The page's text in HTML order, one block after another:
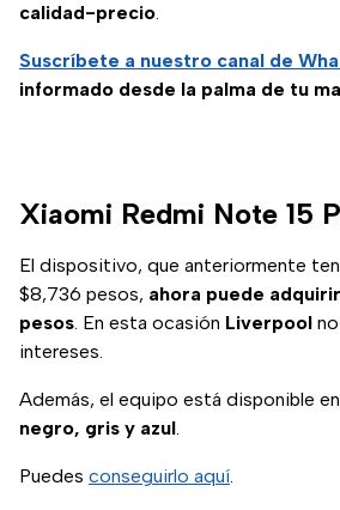
calidad-precio.
Suscríbete a nuestro canal de
informado desde la palma de tu
Xiaomi Redmi Note 15
El dispositivo, que anteriormente
$8,736 pesos, ahora puede
pesos. En esta ocasión Liverpool
intereses.
Además, el equipo está disponible
negro, gris y azul.
Puedes conseguirlo aquí.